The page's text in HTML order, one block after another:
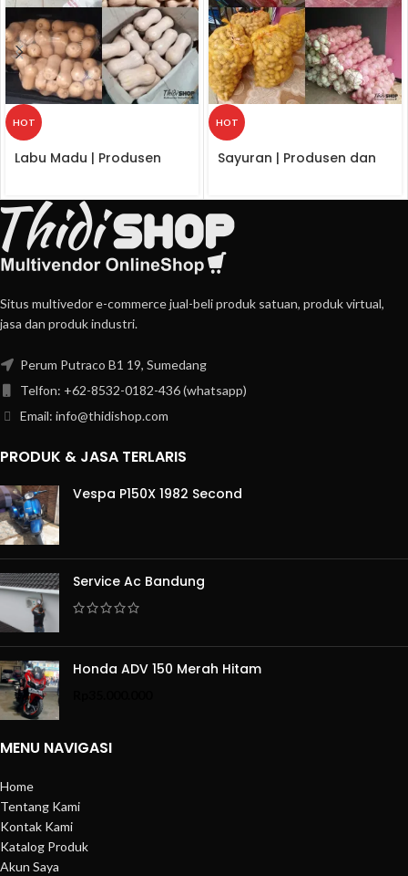
HOT
Labu Madu | Produsen
HOT
Sayuran | Produsen dan
Situs multivedor e-commerce jual-beli produk satuan, produk virtual,
jasa dan produk industri.
Perum Putraco B1 19, Sumedang
Telfon: +62-8532-0182-436 (whatsapp)
Email: info@thidishop.com
PRODUK & JASA TERLARIS
Vespa P150X 1982 Second
Service Ac Bandung
Honda ADV 150 Merah Hitam
MENU NAVIGASI
Home
Tentang Kami
Kontak Kami
Katalog Produk
Akun Saya